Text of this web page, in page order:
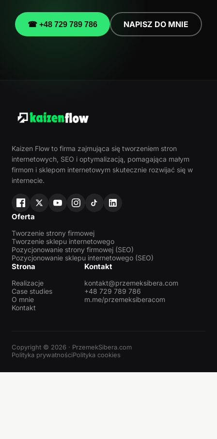
☎ +48 729 789 786 NAPISZ DO MNIE
Kaizen Flow to firma zajmująca się tworzeniem stron
internetowych, SEO i optymalizacją, pomagająca małym
firmom i sklepom internetowym skutecznie rozwijać się w
internecie.
Oferta
Tworzenie strony firmowej
Tworzenie sklepu internetowego
Pozycjonowanie strony firmowej (SEO)
Pozycjonowanie sklepu internetowego (SEO)
Strona
Realizacje
Case studies
O mnie
Kontakt
Kontakt
kontakt@przemeksibera.com
+48 729 789 786
m.me/przemeksiberacom
Copyright © 2026 · PrzemekSibera.com
Polityka prywatnościPolityka cookies